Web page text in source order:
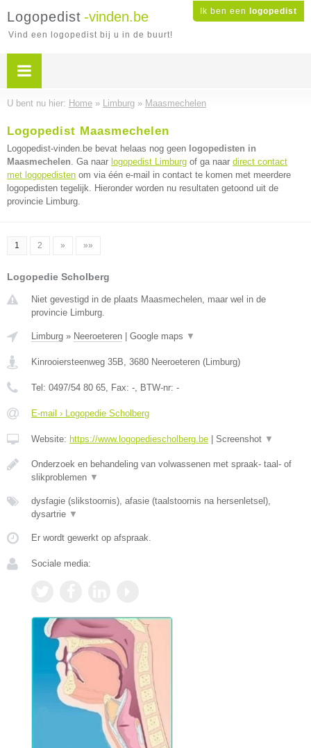
Ik ben een logopedist
Logopedist -vinden.be
Vind een logopedist bij u in de buurt!
U bent nu hier: Home » Limburg » Maasmechelen
Logopedist Maasmechelen
Logopedist-vinden.be bevat helaas nog geen logopedisten in
Maasmechelen. Ga naar logopedist Limburg of ga naar direct contact
met logopedisten om via één e-mail in contact te komen met meerdere
logopedisten tegelijk. Hieronder worden nu resultaten getoond uit de
provincie Limburg.
1 2 » »»
Logopedie Scholberg
Niet gevestigd in de plaats Maasmechelen, maar wel in de
provincie Limburg.
Limburg » Neeroeteren Google maps ▼
Kinrooiersteenweg 35B, 3680 Neeroeteren (Limburg)
Tel: 0497/54 80 65, Fax: -, BTW-nr: -
E-mail › Logopedie Scholberg
Website: https://www.logopediescholberg.be Screenshot ▼
Onderzoek en behandeling van volwassenen met spraak- taal- of
slikproblemen ▼
dysfagie (slikstoornis), afasie (taalstoornis na hersenletsel),
dysartrie ▼
Er wordt gewerkt op afspraak.
Sociale media: